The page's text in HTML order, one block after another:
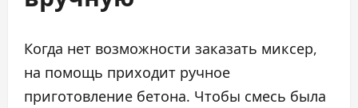
Когда нет возможности заказать миксер,
на помощь приходит ручное
приготовление бетона. Чтобы смесь была